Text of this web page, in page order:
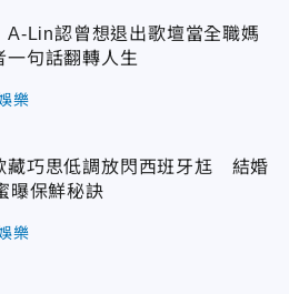
A-Lin認曾想退出歌壇當全職媽
句話翻轉人生
樂
藏巧思低調放閃西班牙尪 結婚
曝保鮮秘訣
樂